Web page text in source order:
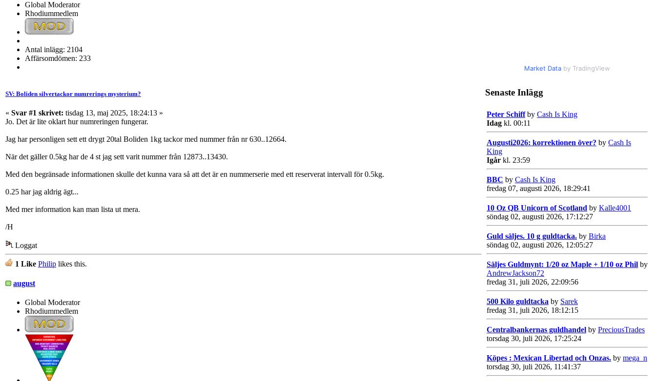
Global Moderator
Rhodiummedlem
Antal inlägg: 2104
Affärsomdömen: 233
SV: Boliden silvertackor numrerings mysterium?
« Svar #1 skrivet: tisdag 13, maj 2025, 18:24:13 »
Jo. Det är lite oklart hur numreringen fungerar.
Jag har personligen sett ett drygt 20tal Boliden 1kg tackor med nummer från nr 630..12664.
När det gäller 0.5kg har de 4 st jag sett varit nummer från 12873..13430.
Med den begränsade informationen skulle det kunna vara så att det är en nummerserie med ett reserverat intervall för 0.5kg.
0.25 har jag aldrig ägt...
Med mer information kan man lista ut mera.
/H
Loggat
1 Like Philip likes this.
august
Global Moderator
Rhodiummedlem
Market Data by TradingView
Senaste Inlägg
Peter Schiffby Cash Is King
Idag kl. 00:11
Augusti2026: korrektionen över? by Cash Is
King
Igår kl. 23:59
BBC by Cash Is King
fredag 07, augusti 2026, 18:29:41
10 Oz QB Unicorn of Scotland by Kalle4001
söndag 02, augusti 2026, 17:12:27
Guld säljes. 10 g guldtacka. by Birka
söndag 02, augusti 2026, 12:05:27
Säljes Guldmynt: 1/20 oz Maple + 1/10 oz Phil by
AndrewJackson72
fredag 31, juli 2026, 22:09:56
500 Kilo guldtacka by Sarek
fredag 31, juli 2026, 18:12:15
Centralbankernas guldhandel by PreciousTrades
torsdag 30, juli 2026, 17:25:24
Köpes : Mexican Libertad och Onzas. by mega_n
torsdag 30, juli 2026, 11:41:37